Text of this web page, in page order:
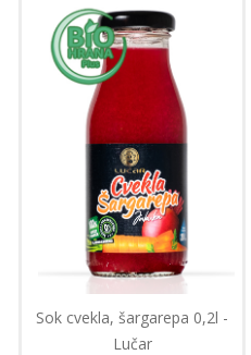
Sok cvekla, šargarepa 0,2l -
Lučar